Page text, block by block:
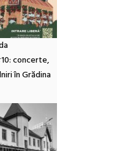
concerte,
în Grădina